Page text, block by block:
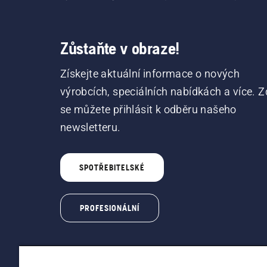
Zůstaňte v obraze!
Získejte aktuální informace o nových
výrobcích, speciálních nabídkách a více.
se můžete přihlásit k odběru našeho
newsletteru.
SPOTŘEBITELSKÉ
PROFESIONÁLNÍ